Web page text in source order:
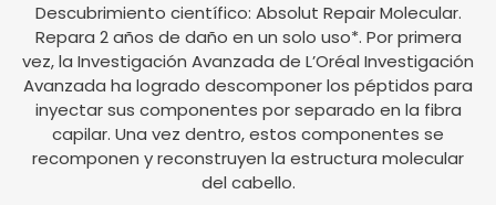
Descubrimiento científico: Absolut Repair Molecular.
Repara 2 años de daño en un solo uso*. Por primera
vez, la Investigación Avanzada de L’Oréal Investigación
Avanzada ha logrado descomponer los péptidos para
inyectar sus componentes por separado en la fibra
capilar. Una vez dentro, estos componentes se
recomponen y reconstruyen la estructura molecular
del cabello.